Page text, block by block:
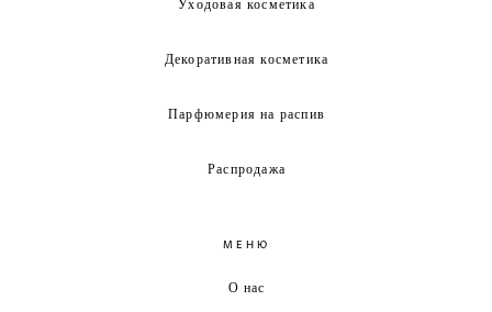
Декоративная косметика
Парфюмерия на распив
Распродажа
МЕНЮ
О нас